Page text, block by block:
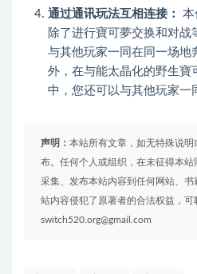
通过通讯玩法互相连接：
本
除了进行寶可夢交换和对战
与其他玩家一同在同一场地
外，在与能太晶化的野生寶
中，您还可以与其他玩家
声明： 本站所有文章，如无特殊说
布。任何个人或组织，在未征得本站
采集、发布本站内容到任何网站、
站内容侵犯了原著者的合法权益，可
switch520.org@gmail.com